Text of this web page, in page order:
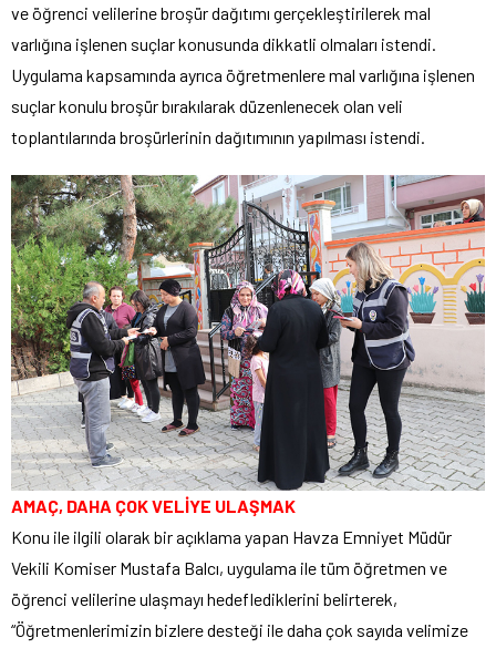
ve öğrenci velilerine broşür dağıtımı gerçekleştirilerek mal
varlığına işlenen suçlar konusunda dikkatli olmaları istendi.
Uygulama kapsamında ayrıca öğretmenlere mal varlığına işlenen
suçlar konulu broşür bırakılarak düzenlenecek olan veli
toplantılarında broşürlerinin dağıtımının yapılması istendi.
AMAÇ, DAHA ÇOK VELİYE ULAŞMAK
Konu ile ilgili olarak bir açıklama yapan Havza Emniyet Müdür
Vekili Komiser Mustafa Balcı, uygulama ile tüm öğretmen ve
öğrenci velilerine ulaşmayı hedeflediklerini belirterek,
“Öğretmenlerimizin bizlere desteği ile daha çok sayıda velimize